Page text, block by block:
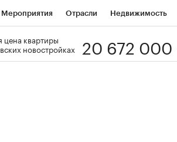
Мероприятия Отрасли Недвижимость
цена квартиры
новостройках
20 672 000